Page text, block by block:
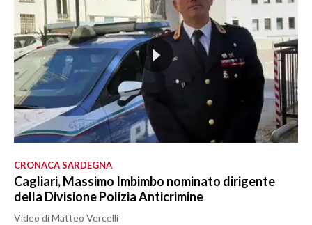
CRONACA SARDEGNA
Cagliari, Massimo Imbimbo nominato dirigente
della Divisione Polizia Anticrimine
Video di Matteo Vercelli